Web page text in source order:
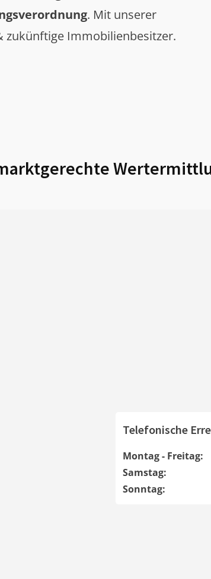
. Mit unserer
zukünftige Immobilienbesitzer.
Telefonische
Montag - Freitag:
Samstag:
Sonntag: